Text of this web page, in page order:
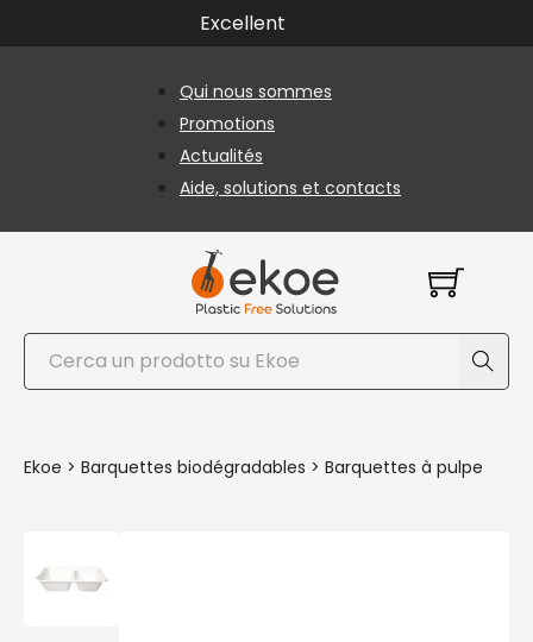
Passer au contenu principal
Passer au pied de page
Excellent
Qui nous sommes
Promotions
Actualités
Aide, solutions et contacts
Rechercher
Ekoe > Barquettes biodégradables > Barquettes à pulpe